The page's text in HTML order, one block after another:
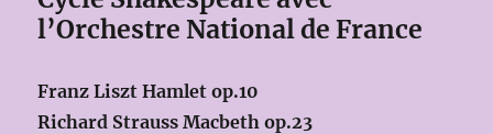
l’Orchestre National de France
Franz Liszt Hamlet op.10
Richard Strauss Macbeth op.23